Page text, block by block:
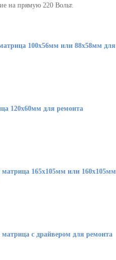
на прямую 220 Вольт.
100х56мм или 88х58мм для
120х60мм для ремонта
матрица 165х105мм или 160х105мм
матрица с драйвером для ремонта